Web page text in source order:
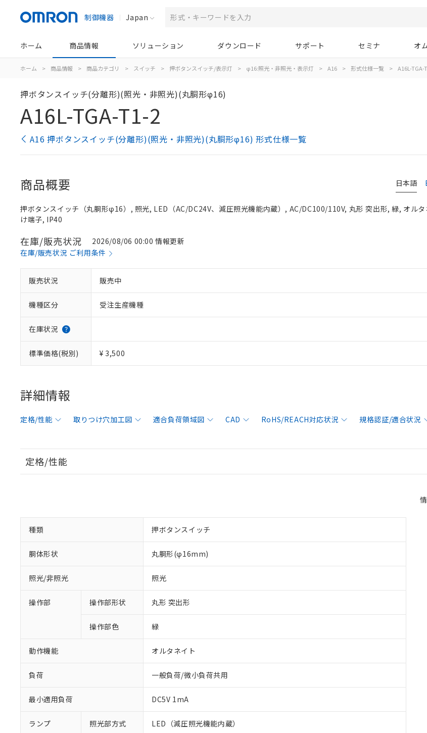
制御機器 Japan
ホーム 商品情報 ソリューション ダウンロード サポート セミナ オ
ホーム > 商品情報 > 商品カテゴリ > スイッチ > 押ボタンスイッチ/表示灯 > φ16:照光・非照光・表示灯 > A16 > 形式仕様一覧 > A16L-TGA-
押ボタンスイッチ(分離形)(照光・非照光)(丸胴形φ16)
A16L-TGA-T1-2
A16 押ボタンスイッチ(分離形)(照光・非照光)(丸胴形φ16) 形式仕様一覧
日本語
商品概要
押ボタンスイッチ（丸胴形φ16）, 照光, LED（AC/DC24V、減圧照光機能内蔵）, AC/DC100/110V, 丸形 突出形, 緑, オル
け端子, IP40
在庫/販売状況
2026/08/06 00:00 情報更新
在庫/販売状況 ご利用条件
販売状況 販売中
機種区分 受注生産機種
在庫状況
標準価格(税別) ¥ 3,500
詳細情報
定格/性能 取りつけ穴加工図 適合負荷領域図 CAD RoHS/REACH対応状況 規格認証/適合状況
定格/性能
種類 押ボタンスイッチ
胴体形状 丸胴形(φ16mm)
照光/非照光 照光
操作部 操作部形状 丸形 突出形
操作部色 緑
動作機能 オルタネイト
負荷 一般負荷/微小負荷共用
最小適用負荷 DC5V 1mA
ランプ 照光部方式 LED（減圧照光機能内蔵）